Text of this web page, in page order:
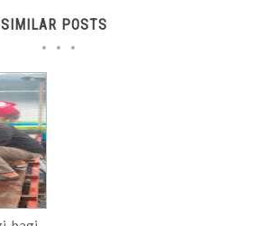
SIMILAR POSTS